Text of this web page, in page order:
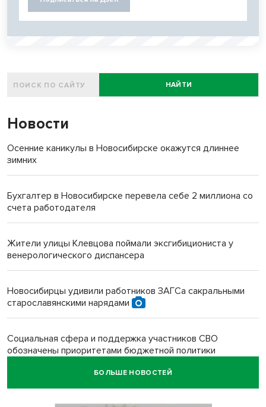
НАЙТИ
Новости
Осенние каникулы в Новосибирске окажутся длиннее
зимних
Бухгалтер в Новосибирске перевела себе 2 миллиона со
счета работодателя
Жители улицы Клевцова поймали эксгибициониста у
венерологического диспансера
Новосибирцы удивили работников ЗАГСа сакральными
старославянскими нарядами
Социальная сфера и поддержка участников СВО
обозначены приоритетами бюджетной политики
БОЛЬШЕ НОВОСТЕЙ